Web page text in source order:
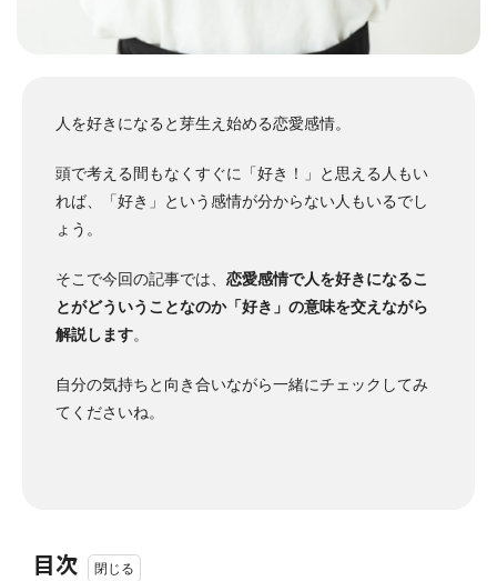
人を好きになると芽生え始める恋愛感情。
頭で考える間もなくすぐに「好き！」と思える人もい
れば、「好き」という感情が分からない人もいるでし
ょう。
そこで今回の記事では、 恋愛感情で人を好きになるこ
とがどういうことなのか「好き」の意味を交えながら
解説します。
自分の気持ちと向き合いながら一緒にチェックしてみ
てくださいね。
目次